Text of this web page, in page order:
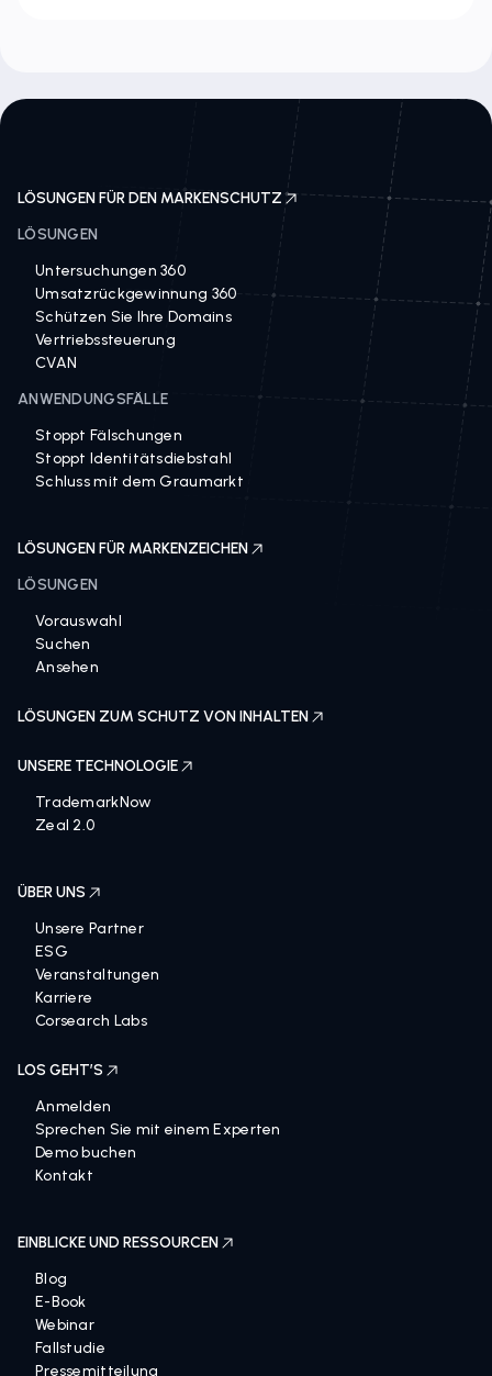
LÖSUNGEN FÜR DEN MARKENSCHUTZ
LÖSUNGEN
Untersuchungen 360
Umsatzrückgewinnung 360
Schützen Sie Ihre Domains
Vertriebssteuerung
CVAN
ANWENDUNGSFÄLLE
Stoppt Fälschungen
Stoppt Identitätsdiebstahl
Schluss mit dem Graumarkt
LÖSUNGEN FÜR MARKENZEICHEN
LÖSUNGEN
Vorauswahl
Suchen
Ansehen
LÖSUNGEN ZUM SCHUTZ VON INHALTEN
UNSERE TECHNOLOGIE
TrademarkNow
Zeal 2.0
ÜBER UNS
Unsere Partner
ESG
Veranstaltungen
Karriere
Corsearch Labs
LOS GEHT’S
Anmelden
Sprechen Sie mit einem Experten
Demo buchen
Kontakt
EINBLICKE UND RESSOURCEN
Blog
E-Book
Webinar
Fallstudie
Pressemitteilung